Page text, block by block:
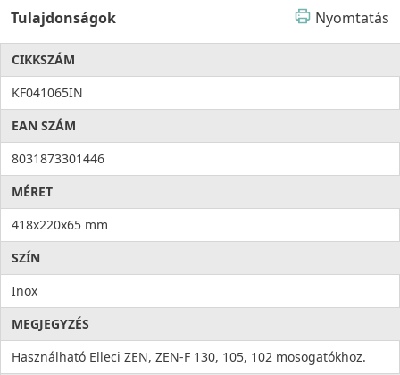
Tulajdonságok Nyomtatás
CIKKSZÁM
KF041065IN
EAN SZÁM
8031873301446
MÉRET
418x220x65 mm
SZÍN
Inox
MEGJEGYZÉS
Használható Elleci ZEN, ZEN-F 130, 105, 102 mosogatókhoz.